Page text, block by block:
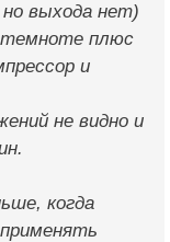
выхода нет)
темноте плюс
и
не видно и
когда